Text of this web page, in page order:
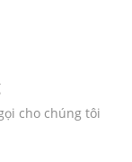
cho chúng tôi